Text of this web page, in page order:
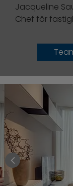
Jacqueline
Chef för